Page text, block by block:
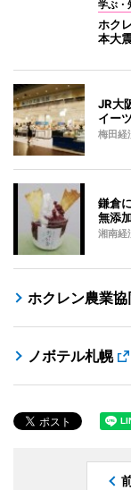
学ぶ・
ホク
本大
JR大
イー
梅田経
鎌倉
無添
湘南経
ホクレン農業
ノボテル札幌